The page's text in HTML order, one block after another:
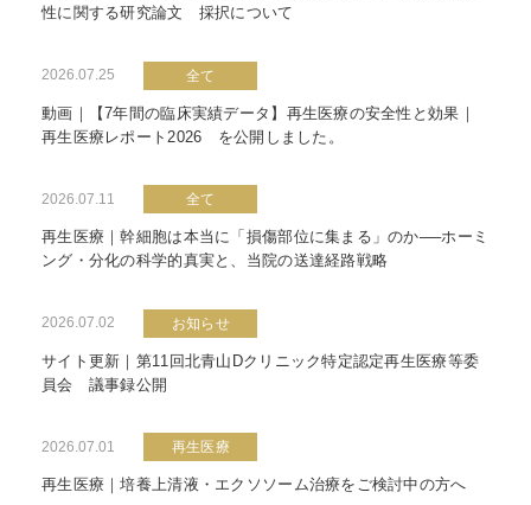
性に関する研究論文 採択について
2026.07.25 全て
動画｜【7年間の臨床実績データ】再生医療の安全性と効果｜
再生医療レポート2026 を公開しました。
2026.07.11 全て
再生医療｜幹細胞は本当に「損傷部位に集まる」のか──ホーミ
ング・分化の科学的真実と、当院の送達経路戦略
2026.07.02 お知らせ
サイト更新｜第11回北青山Dクリニック特定認定再生医療等委
員会 議事録公開
2026.07.01 再生医療
再生医療｜培養上清液・エクソソーム治療をご検討中の方へ